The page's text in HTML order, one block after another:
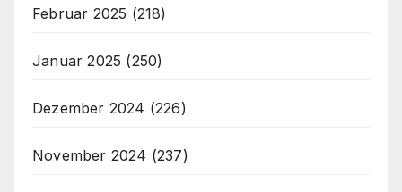
Februar 2025 (218)
Januar 2025 (250)
Dezember 2024 (226)
November 2024 (237)